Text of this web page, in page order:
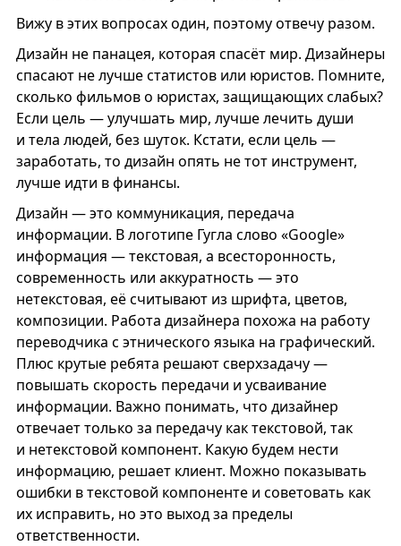
Вижу в этих вопросах один, поэтому отвечу разом.
Дизайн не панацея, которая спасёт мир. Дизайнеры
спасают не лучше статистов или юристов. Помните,
сколько фильмов о юристах, защищающих слабых?
Если цель — улучшать мир, лучше лечить души
и тела людей, без шуток. Кстати, если цель —
заработать, то дизайн опять не тот инструмент,
лучше идти в финансы.
Дизайн — это коммуникация, передача
информации. В логотипе Гугла слово «Google»
информация — текстовая, а всесторонность,
современность или аккуратность — это
нетекстовая, её считывают из шрифта, цветов,
композиции. Работа дизайнера похожа на работу
переводчика с этнического языка на графический.
Плюс крутые ребята решают сверхзадачу —
повышать скорость передачи и усваивание
информации. Важно понимать, что дизайнер
отвечает только за передачу как текстовой, так
и нетекстовой компонент. Какую будем нести
информацию, решает клиент. Можно показывать
ошибки в текстовой компоненте и советовать как
их исправить, но это выход за пределы
ответственности.